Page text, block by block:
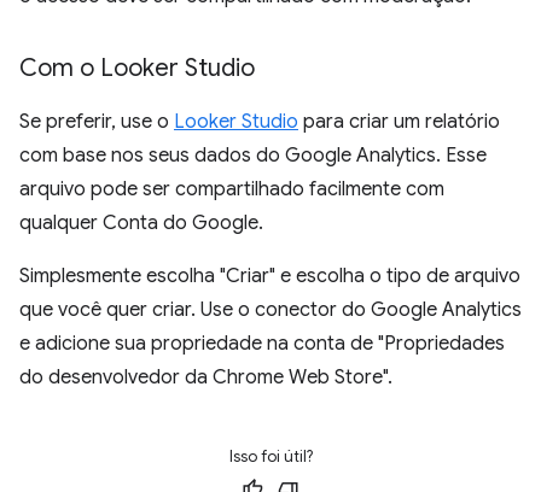
Com o Looker Studio
Se preferir, use o Looker Studio para criar um relatório
com base nos seus dados do Google Analytics. Esse
arquivo pode ser compartilhado facilmente com
qualquer Conta do Google.
Simplesmente escolha "Criar" e escolha o tipo de arquivo
que você quer criar. Use o conector do Google Analytics
e adicione sua propriedade na conta de "Propriedades
do desenvolvedor da Chrome Web Store".
Isso foi útil?